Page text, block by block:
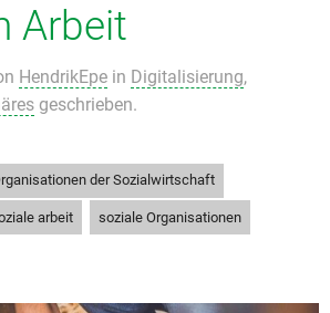
Arbeit
HendrikEpe in Digitalisierung,
geschrieben.
der Sozialwirtschaft
arbeit soziale Organisationen